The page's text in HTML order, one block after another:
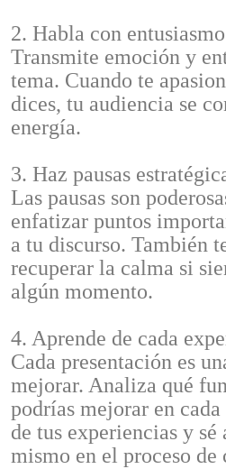
2. Habla con entusiasmo
Transmite emoción y
tema. Cuando te
dices, tu audiencia se
energía.
3. Haz pausas
Las pausas son
enfatizar puntos
a tu discurso. También
recuperar la calma si
algún momento.
4. Aprende de cada
Cada presentación es
mejorar. Analiza qué
podrías mejorar en
de tus experiencias y
mismo en el proceso